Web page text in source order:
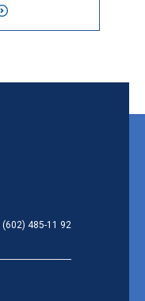
(602) 485-11 92